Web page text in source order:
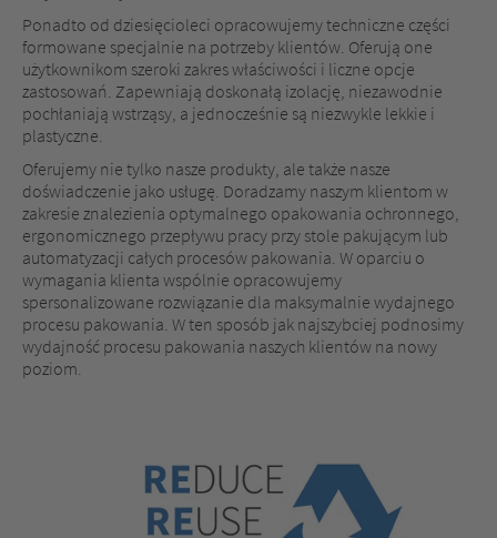
Ponadto od dziesięcioleci opracowujemy techniczne części
formowane specjalnie na potrzeby klientów. Oferują one
użytkownikom szeroki zakres właściwości i liczne opcje
zastosowań. Zapewniają doskonałą izolację, niezawodnie
pochłaniają wstrząsy, a jednocześnie są niezwykle lekkie i
plastyczne.
Oferujemy nie tylko nasze produkty, ale także nasze
doświadczenie jako usługę. Doradzamy naszym klientom w
zakresie znalezienia optymalnego opakowania ochronnego,
ergonomicznego przepływu pracy przy stole pakującym lub
automatyzacji całych procesów pakowania. W oparciu o
wymagania klienta wspólnie opracowujemy
spersonalizowane rozwiązanie dla maksymalnie wydajnego
procesu pakowania. W ten sposób jak najszybciej podnosimy
wydajność procesu pakowania naszych klientów na nowy
poziom.